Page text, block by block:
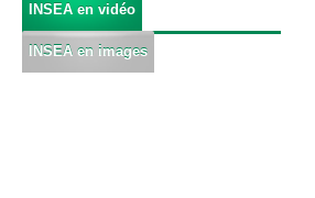
INSEA en vidéo
INSEA en images